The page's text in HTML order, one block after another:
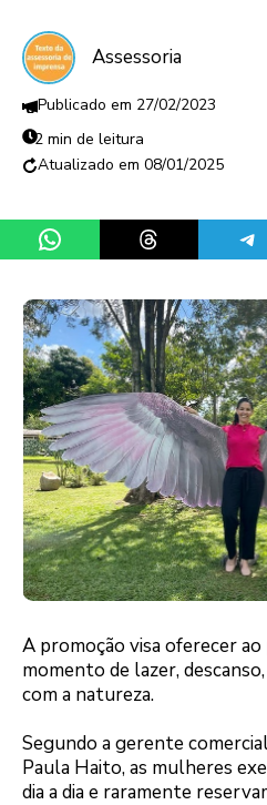
Assessoria
27/02/2023
2 min de leitura
08/01/2025
Share on WhatsAppShare on Threads
A promoção visa oferecer
momento de lazer,
com a natureza.
Segundo a gerente
Paula Haito, as mulheres
dia a dia e raramente